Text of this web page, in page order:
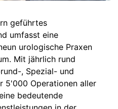
geführtes
umfasst eine
urologische Praxen
Mit jährlich rund
, Spezial- und
5'000 Operationen aller
bedeutende